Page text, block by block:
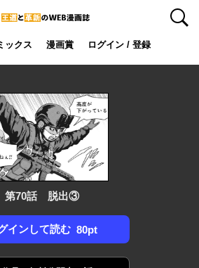
ックス 漫画賞 ログイン / 登録
検索
第70話 脱出③
インして読む 80pt